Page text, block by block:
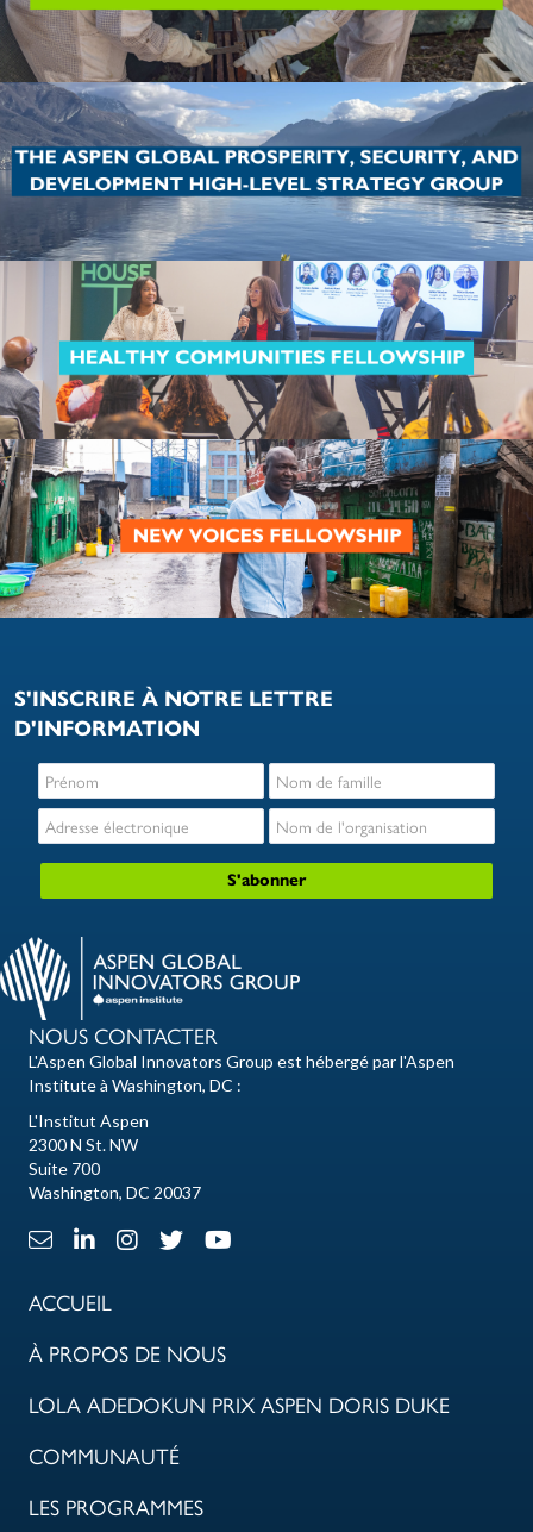
S'INSCRIRE À NOTRE LETTRE
D'INFORMATION
NOUS CONTACTER
L'Aspen Global Innovators Group est hébergé par l'Aspen
Institute à Washington, DC :
L'Institut Aspen
2300 N St. NW
Suite 700
Washington, DC 20037
Lien e-mailLien LinkedIn
Lien Instagram
X Lien Lien Youtube
ACCUEIL
À PROPOS DE NOUS
LOLA ADEDOKUN PRIX ASPEN DORIS DUKE
COMMUNAUTÉ
LES PROGRAMMES